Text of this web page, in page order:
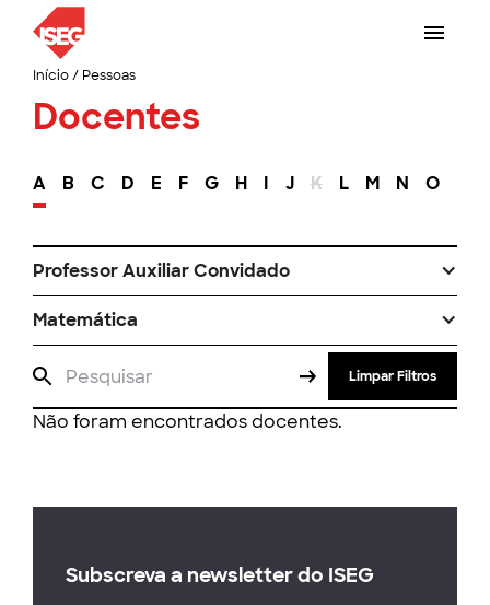
Início/ Pessoas
Docentes
A B C D E F G H I J K L M N O
Professor Auxiliar Convidado
Matemática
Limpar Filtros
Não foram encontrados docentes.
Subscreva a newsletter do ISEG